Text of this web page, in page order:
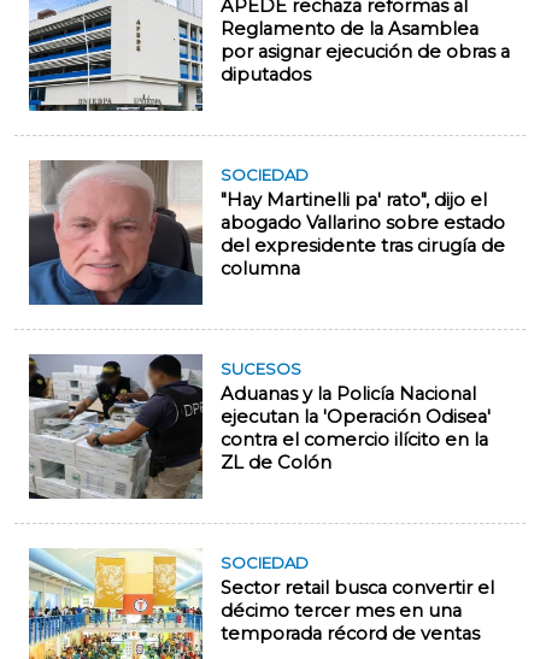
APEDE rechaza reformas al
Reglamento de la Asamblea
por asignar ejecución de obras a
diputados
SOCIEDAD
"Hay Martinelli pa' rato", dijo el
abogado Vallarino sobre estado
del expresidente tras cirugía de
columna
SUCESOS
Aduanas y la Policía Nacional
ejecutan la 'Operación Odisea'
contra el comercio ilícito en la
ZL de Colón
SOCIEDAD
Sector retail busca convertir el
décimo tercer mes en una
temporada récord de ventas